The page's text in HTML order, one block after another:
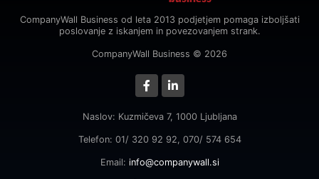
CompanyWall Business od leta 2013 podjetjem pomaga izboljšati
poslovanje z iskanjem in povezovanjem strank.
CompanyWall Business © 2026
Naslov: Kuzmičeva 7, 1000 Ljubljana
Telefon: 01/ 320 92 92, 070/ 574 654
Email: info@companywall.si